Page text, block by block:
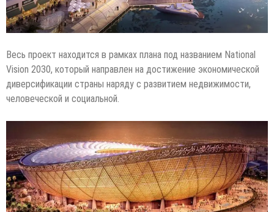
Весь проект находится в рамках плана под названием National
Vision 2030, который направлен на достижение экономической
диверсификации страны наряду с развитием недвижимости,
человеческой и социальной.